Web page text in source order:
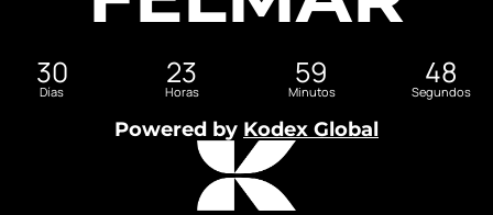
30
Días
23
Horas
59
Minutos
48
Segundos
Powered by Kodex Global